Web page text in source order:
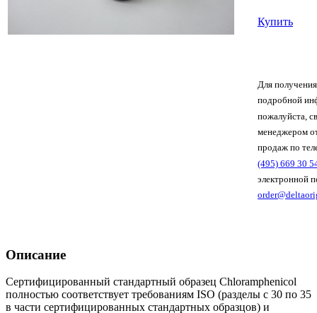
Купить
Для
подробной
пожалуйста,
менеджером
продаж по
(495) 669 30
электронной
Описание
Сертифицированный стандартный образец Chloramphenicol
полностью соответствует требованиям ISO (разделы с 30 по 35
в части сертифицированных стандартных образцов) и